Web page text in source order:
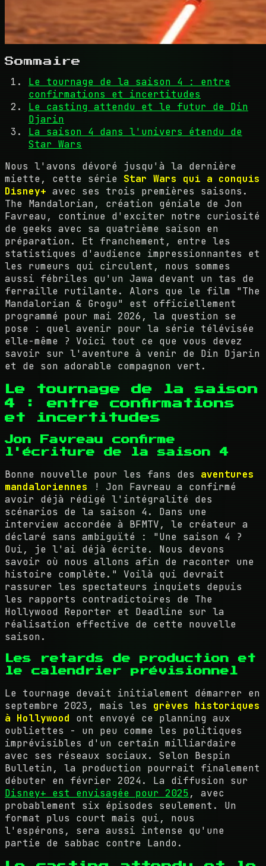
Sommaire
Le tournage de la saison 4 : entre
confirmations et incertitudes
Le casting attendu et le futur de Din
Djarin
La saison 4 dans l'univers étendu de
Star Wars
Nous l'avons dévoré jusqu'à la dernière
miette, cette série Star Wars qui a conquis
Disney+ avec ses trois premières saisons.
The Mandalorian, création géniale de Jon
Favreau, continue d'exciter notre curiosité
de geeks avec sa quatrième saison en
préparation. Et franchement, entre les
statistiques d'audience impressionnantes et
les rumeurs qui circulent, nous sommes
aussi fébriles qu'un Jawa devant un tas de
ferraille rutilante. Alors que le film "The
Mandalorian & Grogu" est officiellement
programmé pour mai 2026, la question se
pose : quel avenir pour la série télévisée
elle-même ? Voici tout ce que vous devez
savoir sur l'aventure à venir de Din Djarin
et de son adorable compagnon vert.
Le tournage de la saison
4 : entre confirmations
et incertitudes
Jon Favreau confirme
l'écriture de la saison 4
Bonne nouvelle pour les fans des aventures
mandaloriennes ! Jon Favreau a confirmé
avoir déjà rédigé l'intégralité des
scénarios de la saison 4. Dans une
interview accordée à BFMTV, le créateur a
déclaré sans ambiguïté : "Une saison 4 ?
Oui, je l'ai déjà écrite. Nous devons
savoir où nous allons afin de raconter une
histoire complète." Voilà qui devrait
rassurer les spectateurs inquiets depuis
les rapports contradictoires de The
Hollywood Reporter et Deadline sur la
réalisation effective de cette nouvelle
saison.
Les retards de production et
le calendrier prévisionnel
Le tournage devait initialement démarrer en
septembre 2023, mais les grèves historiques
à Hollywood ont envoyé ce planning aux
oubliettes - un peu comme les politiques
imprévisibles d'un certain milliardaire
avec ses réseaux sociaux. Selon Bespin
Bulletin, la production pourrait finalement
débuter en février 2024. La diffusion sur
Disney+ est envisagée pour 2025, avec
probablement six épisodes seulement. Un
format plus court mais qui, nous
l'espérons, sera aussi intense qu'une
partie de sabbac contre Lando.